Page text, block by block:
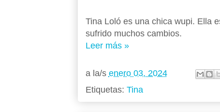
Tina Loló es una chica wupi. Ella
sufrido muchos cambios.
Leer más »
a la/s enero 03, 2024
Etiquetas: Tina